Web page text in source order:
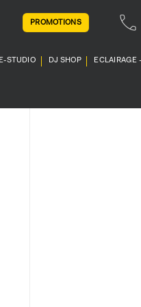
PROMOTIONS
STUDIO DJ SHOP ECLAIRAGE